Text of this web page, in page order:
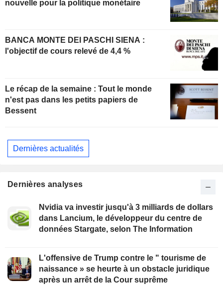
nouvelle pour la politique monétaire
BANCA MONTE DEI PASCHI SIENA :
l'objectif de cours relevé de 4,4 %
Le récap de la semaine : Tout le monde
n'est pas dans les petits papiers de
Bessent
Dernières actualités
Dernières analyses
Nvidia va investir jusqu'à 3 milliards de dollars
dans Lancium, le développeur du centre de
données Stargate, selon The Information
L'offensive de Trump contre le " tourisme de
naissance » se heurte à un obstacle juridique
après un arrêt de la Cour suprême